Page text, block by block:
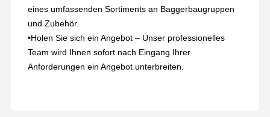
eines umfassenden Sortiments an Baggerbaugruppen
und Zubehör.
•Holen Sie sich ein Angebot – Unser professionelles
Team wird Ihnen sofort nach Eingang Ihrer
Anforderungen ein Angebot unterbreiten.